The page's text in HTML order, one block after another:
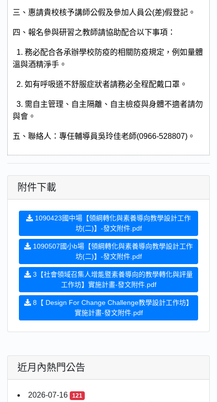
三、惠請貴校核予講師公假及參加人員公(差)假登記。
四、報名參與研習之教師請協助配合以下事項：
1. 務必配合各承辦學校防疫的相關防疫規定，例如量體
溫與酒精淨手。
2. 如有呼吸道不舒服症狀者請務必全程配戴口罩。
3. 需自主管理、自主隔離、自主檢疫與身體不適者請勿
與會。
五、聯絡人：專任輔導員吳玲佳老師(0966-528807) 。
附件下載
1090423國中場【領綱轉化與素養導向教學設計工作
坊(二)】-發文附件.pdf
1090507國小b場【領綱轉化與素養導向教學設計工作
坊(二)】-發文附件.pdf
3【社會領域召集人增能暨素養導向的教學轉化與評量
工作坊】實施計畫-發文附件.pdf
8【 Design For Change Challenge教學設計工作坊】
實施計畫-發文附件.pdf
近月內熱門公告
2026-07-16 121